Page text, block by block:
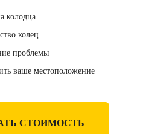
колодца
колец
проблемы
ваше местоположение
СТОИМОСТЬ